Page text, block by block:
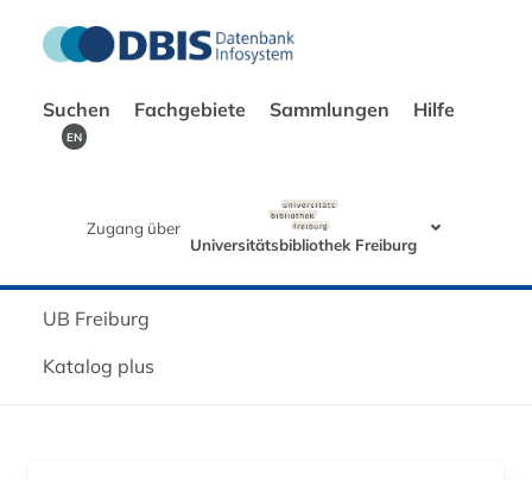
Suchen Fachgebiete Sammlungen Hilfe
EN
Zugang über
Universitätsbibliothek Freiburg
UB Freiburg
Katalog plus